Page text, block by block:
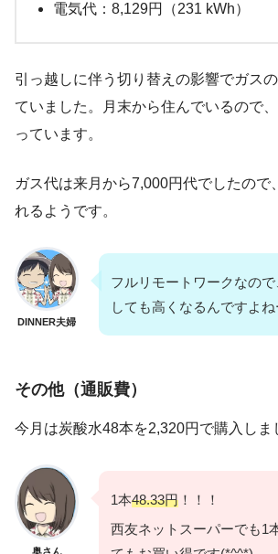
電気代：8,129円（231 kWh）
引っ越しに伴う切り替えの影響でガス
ていました。月末から住んでいるので
っています。
ガス代は来月から7,000円代でしたので
れるようです。
DINNER夫婦
フルリモートワークなので
しても高くなるんですよね
その他（通販費）
今月は炭酸水48本を2,320円で購入しま
奥さん
1本48.33円 ！！！
西友ネットスーパーでも1